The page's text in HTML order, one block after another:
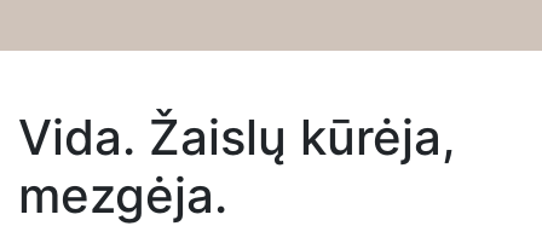
Dirbtuvės
Apie
Vida. Žaislų kūrėja,
mezgėja.